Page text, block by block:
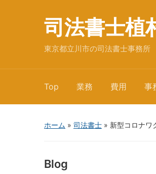
司法書士植
東京都立川市の司法書士事務所
Top 業務 費用 事
ホーム » 司法書士 » 新型コロナワ
Blog